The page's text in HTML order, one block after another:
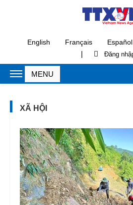
English Français Español
|
XÃ HỘI